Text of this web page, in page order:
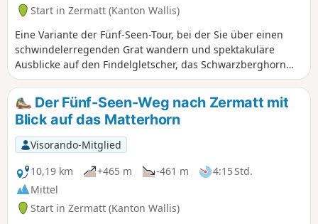
Start in Zermatt (Kanton Wallis)
Eine Variante der Fünf-Seen-Tour, bei der Sie über einen
schwindelerregenden Grat wandern und spektakuläre
Ausblicke auf den Findelgletscher, das Schwarzberghorn
(3610 m) und die Cima di Jazzi (3793 m) genießen können.
Die Seen sind alle unterschiedlich und bieten durchweg
einen atemberaubenden Blick auf das Matterhorn.
Der Fünf-Seen-Weg nach Zermatt mit
Blick auf das Matterhorn
Visorando-Mitglied
10,19 km
+465 m -461 m
4:15 Std.
Mittel
Start in Zermatt (Kanton Wallis)